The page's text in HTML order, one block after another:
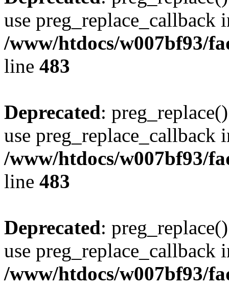
use preg_replace_callback
/www/htdocs/w007bf93/
line 483
Deprecated:
use preg_replace_callback
/www/htdocs/w007bf93/
line 483
Deprecated:
use preg_replace_callback
/www/htdocs/w007bf93/